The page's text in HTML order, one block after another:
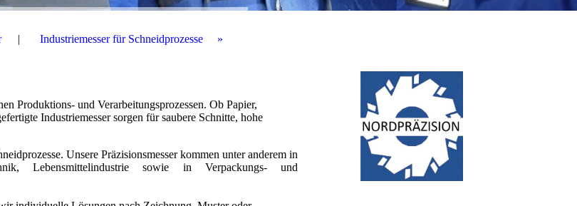
Industriemesser für Schneidprozesse
Produktions- und Verarbeitungsprozessen. Ob Papier,
Industriemesser sorgen für saubere Schnitte, hohe
Unsere Präzisionsmesser kommen unter anderem in
Lebensmittelindustrie sowie in Verpackungs- und